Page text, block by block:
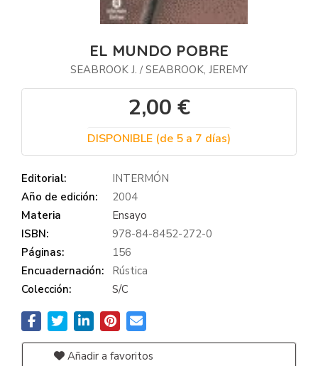
EL MUNDO POBRE
SEABROOK J. / SEABROOK, JEREMY
2,00 €
DISPONIBLE (de 5 a 7 días)
Editorial:
INTERMÓN
Año de edición:
2004
Materia
Ensayo
ISBN:
978-84-8452-272-0
Páginas:
156
Encuadernación:
Rústica
Colección:
S/C
Añadir a favoritos